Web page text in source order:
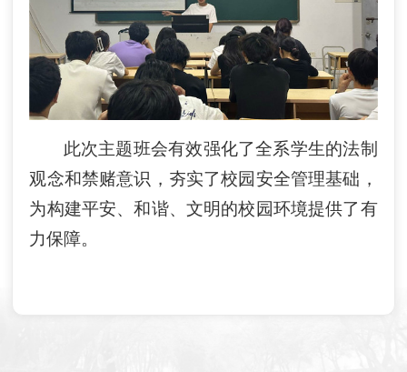
此次主题班会有效强化了全系学生的法制
观念和禁赌意识，夯实了校园安全管理基础，
为构建平安、和谐、文明的校园环境提供了有
力保障。